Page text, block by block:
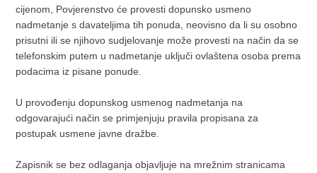
cijenom, Povjerenstvo će provesti dopunsko usmeno
nadmetanje s davateljima tih ponuda, neovisno da li su osobno
prisutni ili se njihovo sudjelovanje može provesti na način da se
telefonskim putem u nadmetanje uključi ovlaštena osoba prema
podacima iz pisane ponude.
U provođenju dopunskog usmenog nadmetanja na
odgovarajući način se primjenjuju pravila propisana za
postupak usmene javne dražbe.
Zapisnik se bez odlaganja objavljuje na mrežnim stranicama